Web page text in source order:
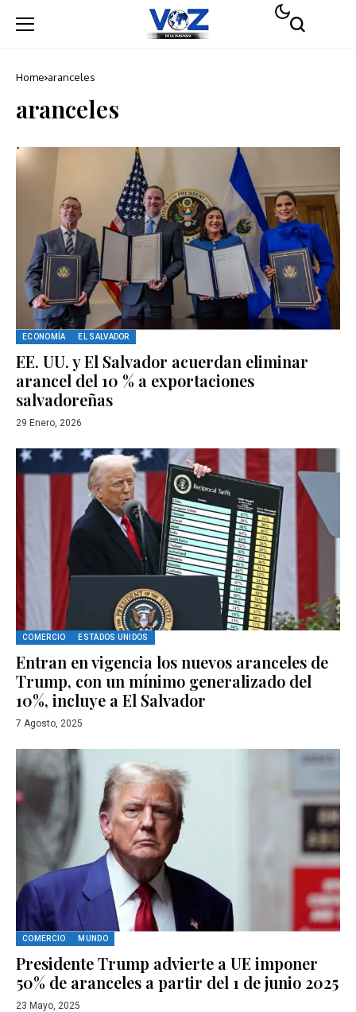
Home aranceles
aranceles
ECONOMÍA EL SALVADOR
EE. UU. y El Salvador acuerdan eliminar
arancel del 10 % a exportaciones
salvadoreñas
29 Enero, 2026
COMERCIO ESTADOS UNIDOS
Entran en vigencia los nuevos aranceles de
Trump, con un mínimo generalizado del
10%, incluye a El Salvador
7 Agosto, 2025
COMERCIO MUNDO
Presidente Trump advierte a UE imponer
50% de aranceles a partir del 1 de junio 2025
23 Mayo, 2025